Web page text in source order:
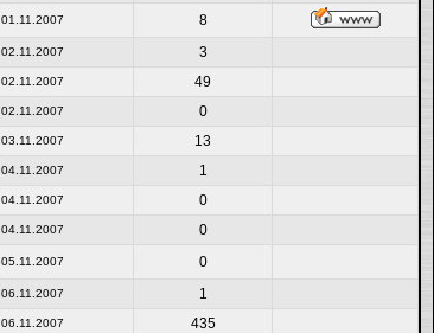
01.11.2007
8
02.11.2007
3
02.11.2007
49
02.11.2007
0
03.11.2007
13
04.11.2007
1
04.11.2007
0
04.11.2007
0
05.11.2007
0
06.11.2007
1
06.11.2007
435